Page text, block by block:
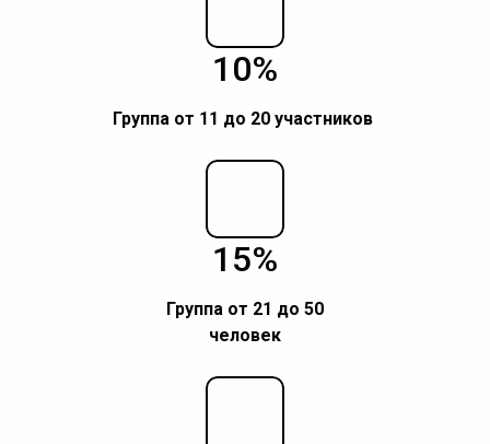
10%
Группа от 11 до 20 участников
15%
Группа от 21 до 50
человек